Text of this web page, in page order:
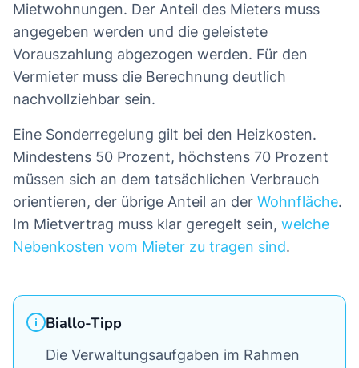
Mietwohnungen. Der Anteil des Mieters muss
angegeben werden und die geleistete
Vorauszahlung abgezogen werden. Für den
Vermieter muss die Berechnung deutlich
nachvollziehbar sein.
Eine Sonderregelung gilt bei den Heizkosten.
Mindestens 50 Prozent, höchstens 70 Prozent
müssen sich an dem tatsächlichen Verbrauch
orientieren, der übrige Anteil an der Wohnfläche.
Im Mietvertrag muss klar geregelt sein, welche
Nebenkosten vom Mieter zu tragen sind.
Biallo-Tipp
Die Verwaltungsaufgaben im Rahmen